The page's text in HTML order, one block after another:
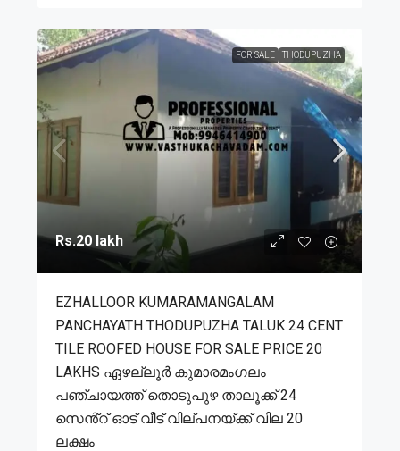
FOR SALE THODUPUZHA
Rs.20 lakh
EZHALLOOR KUMARAMANGALAM
PANCHAYATH THODUPUZHA TALUK 24 CENT
TILE ROOFED HOUSE FOR SALE PRICE 20
LAKHS ഏഴല്ലൂർ കുമാരമംഗലം
പഞ്ചായത്ത് തൊടുപുഴ താലൂക്ക് 24
സെൻ്റ് ഓട് വീട് വില്പനയ്ക്ക് വില 20
ലക്ഷം